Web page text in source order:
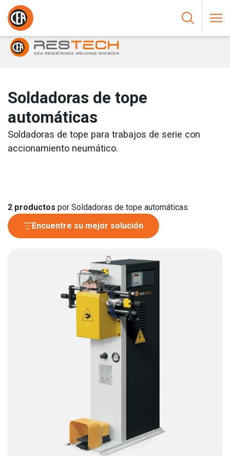
Saltar al contenido
HOME/
TOPE/
Soldadoras de tope
automáticas
Soldadoras de tope para trabajos de serie con
accionamiento neumático.
2 productos por Soldadoras de tope automáticas
Encuentre su mejor solución